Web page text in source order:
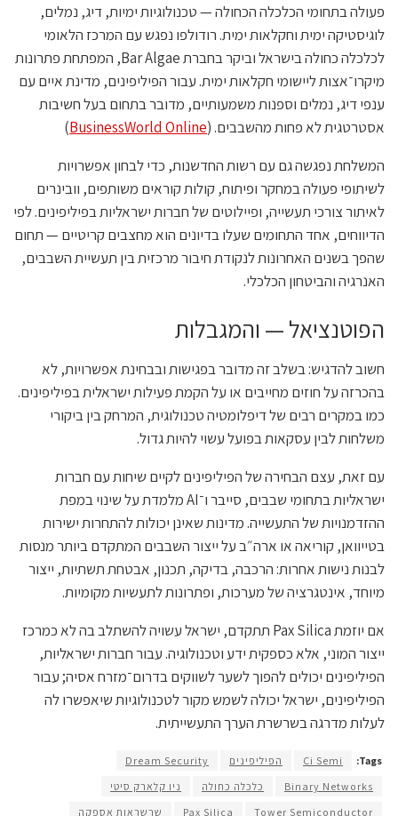
פעולה בתחומי הכלכלה הכחולה — טכנולוגיות ימיות, דיג, נמלים,
לוגיסטיקה ימית וחקלאות ימית. רודולפו נפגש עם המרכז הלאומי
לכלכלה כחולה בישראל וביקר בחברת Bar Algae, המפתחת פתרונות
מיקרו־אצות ליישומי חקלאות ימית. עבור הפיליפינים, מדינת איים עם
ענפי דיג, נמלים וספנות משמעותיים, מדובר בתחום בעל חשיבות
אסטרטגית לא פחות מהשבבים. (BusinessWorld Online
)
המשלחת נפגשה גם עם רשות החדשנות, כדי לבחון אפשרויות
לשיתופי פעולה במחקר ופיתוח, קולות קוראים משותפים, וובינרים
לאיתור צורכי תעשייה, ופיילוטים של חברות ישראליות בפיליפינים. לפי
הדיווחים, אחד התחומים שעלו בדיונים הוא מחצבים קריטיים — תחום
שהפך בשנים האחרונות לנקודת חיבור מרכזית בין תעשיית השבבים,
האנרגיה והביטחון הכלכלי.
הפוטנציאל — והמגבלות
חשוב להדגיש: בשלב זה מדובר בפגישות ובבחינת אפשרויות, לא
בהכרזה על חוזים מחייבים או על הקמת פעילות ישראלית בפיליפינים.
כמו במקרים רבים של דיפלומטיה טכנולוגית, המרחק בין ביקורי
משלחות לבין עסקאות בפועל עשוי להיות גדול.
עם זאת, עצם הבחירה של הפיליפינים לקיים שיחות עם חברות
ישראליות בתחומי שבבים, סייבר ו־AI מלמדת על שינוי במפת
ההזדמנויות של התעשייה. מדינות שאינן יכולות להתחרות ישירות
בטייוואן, קוריאה או ארה״ב על ייצור השבבים המתקדם ביותר מנסות
לבנות נישות אחרות: הרכבה, בדיקה, תכנון, אבטחת תשתיות, ייצור
מיוחד, אינטגרציה של מערכות, ופתרונות לתעשיות מקומיות.
אם יוזמת Pax Silica תתקדם, ישראל עשויה להשתלב בה לא כמרכז
ייצור המוני, אלא כספקית ידע וטכנולוגיה. עבור חברות ישראליות,
הפיליפינים יכולים להפוך לשער לשווקים בדרום־מזרח אסיה; עבור
הפיליפינים, ישראל יכולה לשמש מקור לטכנולוגיות שיאפשרו לה
לעלות מדרגה בשרשרת הערך התעשייתית.
Tags:
Ci Semi הפיליפינים
Dream Security
Binary Networks
כלכלה כחולה
ניו קלארק סיטי
Tower Semiconductor
Pax Silica
שרשראות אספקה